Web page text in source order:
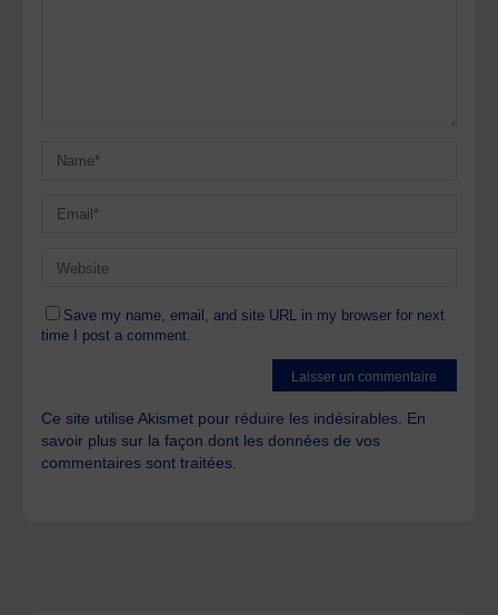
Save my name, email, and site URL in my browser for next
time I post a comment.
Ce site utilise Akismet pour réduire les indésirables. En
savoir plus sur la façon dont les données de vos
commentaires sont traitées